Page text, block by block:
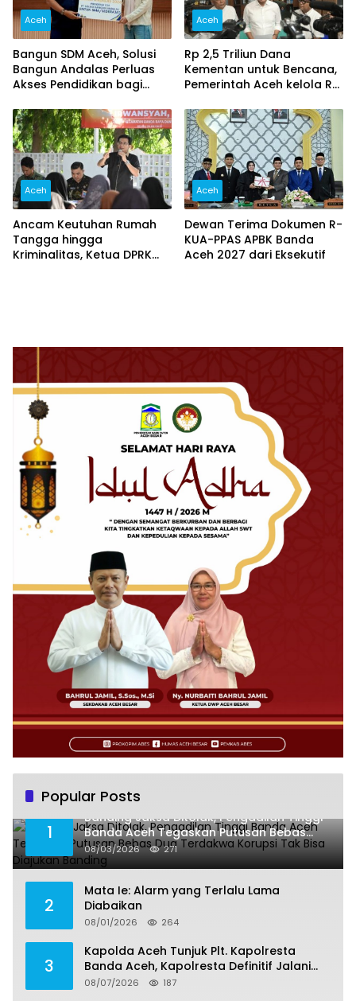
Aceh
Bangun SDM Aceh, Solusi
Bangun Andalas Perluas
Akses Pendidikan bagi
Aceh
Rp 2,5 Triliun Dana
Kementan untuk Bencana,
Pemerintah Aceh kelola Rp
Aceh
Ancam Keutuhan Rumah
Tangga hingga
Kriminalitas, Ketua DPRK
Aceh
Dewan Terima Dokumen R-
KUA-PPAS APBK Banda
Aceh 2027 dari Eksekutif
Popular Posts
1
Banding Jaksa Ditolak, Pengadilan Tinggi
Banda Aceh Tegaskan Putusan Bebas
Dua Terdakwa Korupsi Tak Bisa Diajukan
Banding
08/03/2026 271
2
Mata Ie: Alarm yang Terlalu Lama
Diabaikan
08/01/2026 264
3
Kapolda Aceh Tunjuk Plt. Kapolresta
Banda Aceh, Kapolresta Definitif Jalani
Pemeriksaan di Mabes Polri
08/07/2026 187